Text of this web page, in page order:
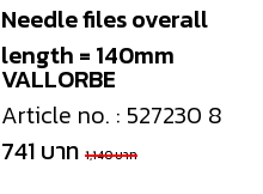
VALLORBE
Needle files overall
length = 140mm
Article no. : 527230 8
741 บาท 1,140 บาท